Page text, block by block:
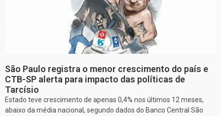
São Paulo registra o menor crescimento do país e
CTB-SP alerta para impacto das políticas de
Tarcísio
Estado teve crescimento de apenas 0,4% nos últimos 12 meses,
abaixo da média nacional, segundo dados do Banco Central São